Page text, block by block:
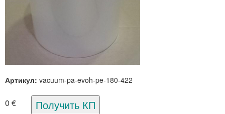
Артикул: vacuum-pa-evoh-pe-180-422
0 €